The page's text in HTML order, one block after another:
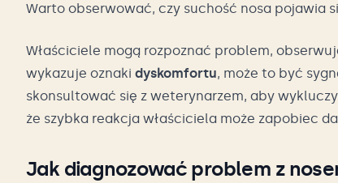
Warto obserwować, czy suchość nosa pojawia
Właściciele mogą rozpoznać problem,
wykazuje oznaki dyskomfortu, może to być
skonsultować się z weterynarzem, aby
że szybka reakcja właściciela może zapobiec
Jak diagnozować problem z